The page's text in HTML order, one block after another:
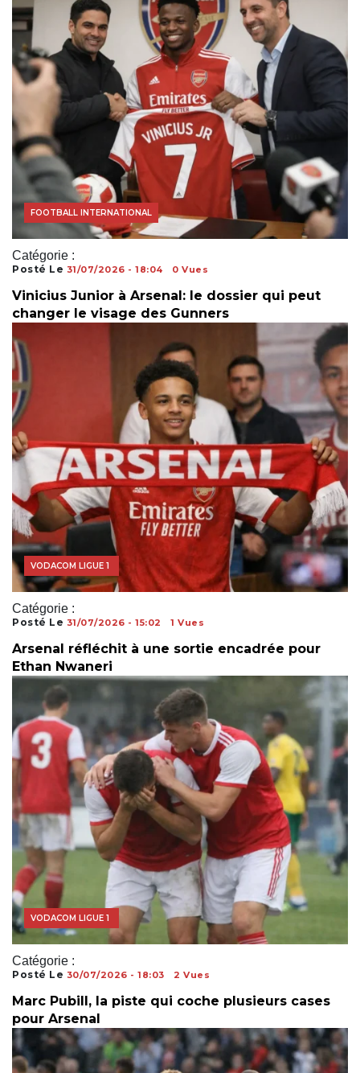
Catégorie :
COUPE DU MONDE
FOOTBALL INTERNATIONAL
Posté Le 31/07/2026 - 18:04 0 Vues
Vinicius Junior à Arsenal: le dossier qui peut
changer le visage des Gunners
Catégorie :
COUPE DU MONDE
VODACOM LIGUE 1
Posté Le 31/07/2026 - 15:02 1 Vues
Arsenal réfléchit à une sortie encadrée pour
Ethan Nwaneri
Catégorie :
COUPE DU MONDE
VODACOM LIGUE 1
Posté Le 30/07/2026 - 18:03 2 Vues
Marc Pubill, la piste qui coche plusieurs cases
pour Arsenal